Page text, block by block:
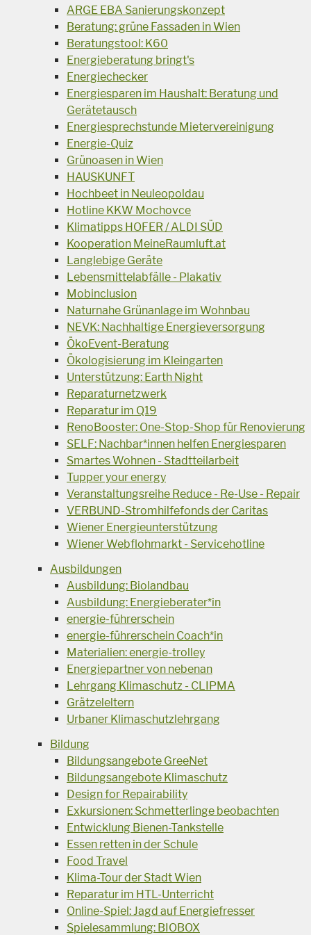
ARGE EBA Sanierungskonzept
Beratung: grüne Fassaden in Wien
Beratungstool: K60
Energieberatung bringt's
Energiechecker
Energiesparen im Haushalt: Beratung und
Gerätetausch
Energiesprechstunde Mietervereinigung
Energie-Quiz
Grünoasen in Wien
HAUSKUNFT
Hochbeet in Neuleopoldau
Hotline KKW Mochovce
Klimatipps HOFER / ALDI SÜD
Kooperation MeineRaumluft.at
Langlebige Geräte
Lebensmittelabfälle - Plakativ
Mobinclusion
Naturnahe Grünanlage im Wohnbau
NEVK: Nachhaltige Energieversorgung
ÖkoEvent-Beratung
Ökologisierung im Kleingarten
Unterstützung: Earth Night
Reparaturnetzwerk
Reparatur im Q19
RenoBooster: One-Stop-Shop für Renovierung
SELF: Nachbar*innen helfen Energiesparen
Smartes Wohnen - Stadtteilarbeit
Tupper your energy
Veranstaltungsreihe Reduce - Re-Use - Repair
VERBUND-Stromhilfefonds der Caritas
Wiener Energieunterstützung
Wiener Webflohmarkt - Servicehotline
Ausbildungen
Ausbildung: Biolandbau
Ausbildung: Energieberater*in
energie-führerschein
energie-führerschein Coach*in
Materialien: energie-trolley
Energiepartner von nebenan
Lehrgang Klimaschutz - CLIPMA
Grätzeleltern
Urbaner Klimaschutzlehrgang
Bildung
Bildungsangebote GreeNet
Bildungsangebote Klimaschutz
Design for Repairability
Exkursionen: Schmetterlinge beobachten
Entwicklung Bienen-Tankstelle
Essen retten in der Schule
Food Travel
Klima-Tour der Stadt Wien
Reparatur im HTL-Unterricht
Online-Spiel: Jagd auf Energiefresser
Spielesammlung: BIOBOX